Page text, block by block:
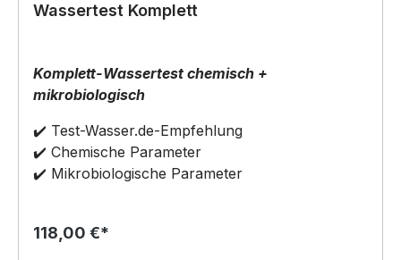
Wassertest Komplett
Komplett-Wassertest chemisch +
mikrobiologisch
✔️ Test-Wasser.de-Empfehlung
✔️ Chemische Parameter
✔️ Mikrobiologische Parameter
118,00 €*